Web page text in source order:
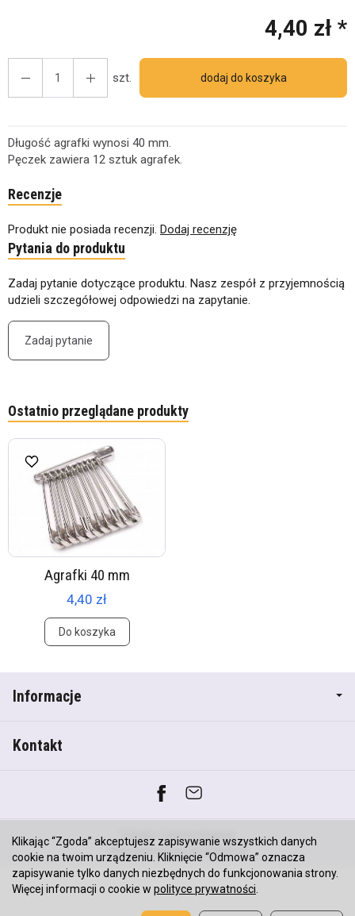
4,40 zł *
szt. dodaj do koszyka
Długość agrafki wynosi 40 mm.
Pęczek zawiera 12 sztuk agrafek.
Recenzje
Produkt nie posiada recenzji. Dodaj recenzję
Pytania do produktu
Zadaj pytanie dotyczące produktu. Nasz zespół z przyjemnością
udzieli szczegółowej odpowiedzi na zapytanie.
Zadaj pytanie
Ostatnio przeglądane produkty
Agrafki 40 mm
4,40 zł
Do koszyka
Informacje
Kontakt
*) brutto +
koszty dostawy
Sklep internetowy SOTESHOP AI
Klikając “Zgoda” akceptujesz zapisywanie wszystkich danych
cookie na twoim urządzeniu. Kliknięcie “Odmowa” oznacza
zapisywanie tylko danych niezbędnych do funkcjonowania strony.
Więcej informacji o cookie w polityce prywatności